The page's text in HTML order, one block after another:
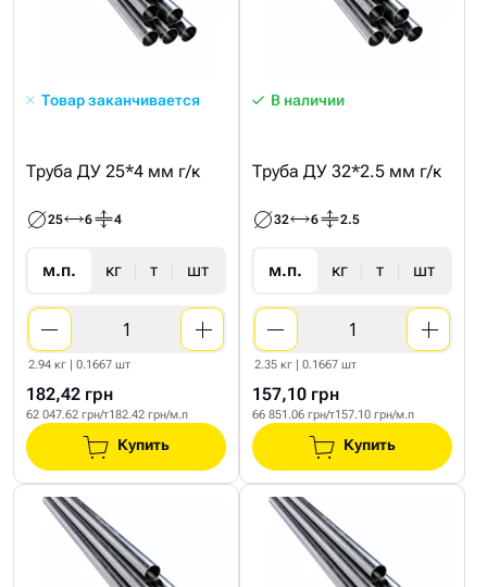
Товар заканчивается
Труба ДУ 25*4 мм г/к
25 6 4
м.п. кг т шт
2.94 кг | 0.1667 шт
182,42 грн
62 047.62 грн/т182.42 грн/м.п
Купить
В наличии
Труба ДУ 32*2.5 мм г/к
32 6 2.5
м.п. кг т шт
2.35 кг | 0.1667 шт
157,10 грн
66 851.06 грн/т157.10 грн/м.п
Купить